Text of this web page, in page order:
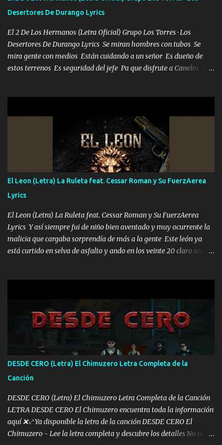
Desertores De Durango Lyrics
El 2 De Los Hermanos (Letra Oficial) Grupo Los Torres · Los
Desertores De Durango Lyrics Se miran hombres con tubos Se
mira gente con medios Están cuidando a un señor Es dueño de
estos terrenos Es seguridad del jefe Pa que disfrute a Canelos Es
ni tampoco las mujeres porque es platica de grandes por eso hay
que estar alegres doy las instrucciones para atender los deberes
Música Si es que salta algún problema de confianza tengo gente
ahí está el Hombre Cuarenta y también Pariente 7 arreglan
cualquier problema no más es cuestión que ordené NOS HACE
FALTA UN HERMANO DE CLAVE ERA EL 24 SIEMPRE FUE UN
HOMBRE VALIENTE POR ALGO M'URIÓ PELEAND0 SIEMPRE
VIO POR LA FAMILIA PARA QUE SIGA EL LEGADO Es el DOS de
los HERMANOS un cerebro inteligente y com...
El Leon (Letra) La Ruleta feat. Cessar Roman y Su FuerzAerea
Lyrics
El Leon (Letra) La Ruleta feat. Cessar Roman y Su FuerzAerea
Lyrics Y así siempre fui de niño bien aventado y muy ocurrente la
malicia que cargaba sorprendía de más a la gente Este león ya
está curtido en selva de asfalto y ando en los veinte 20 claro son
pa más pues hay charola les voy a dar hasta topar pues no hay de
otra Música Surcando bien mi camino voy por mi línea no veo a
los lados aquel que no corre vuela no se me duerm voy chicoteado
Ya pasé varias hazañas ya tienen rato que me agarran el colmillo
de este León los estatales no sé esperaron Al tiro esta la PrimiZa
también la nueve que cargo al lado doy la mano al que su amigo y
al traicionero damos pa abajo Y No me paran aquí hay pa más
pues hay charola les voy a dar hasta topar pues no hay de otra...
DESDE CERO (Letra) El Chimuzero Letra Completa de la
Canción
DESDE CERO (Letra) El Chimuzero Letra Completa de la Canción
LETRA DESDE CERO El Chimuzero encuentra toda la información
aquí ❌♐ Ya disponible la letra de la canción DESDE CERO El
Chimuzero - Lee la letra completa y descubre los detalles No nací